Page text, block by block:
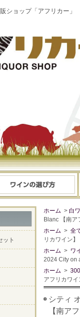
ショップ「アフリカー」
ホーム > 白
Blanc 【南ア
ホーム > 全
リカワイン】
ホーム > ワ
2024 City on
ホーム >
アフリカワイ
シティ
【南ア
ット